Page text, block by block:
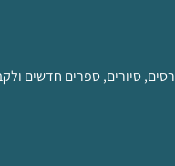
סיורים, ספרים חדשים